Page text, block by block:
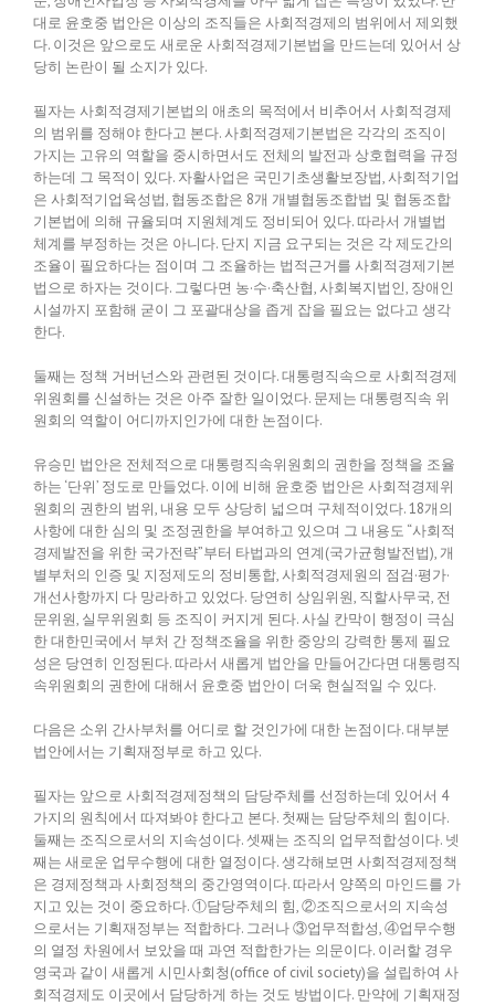
대로 윤호중 법안은 이상의 조직들은 사회적경제의 범위에서 제외했
다. 이것은 앞으로도 새로운 사회적경제기본법을 만드는데 있어서 상
당히 논란이 될 소지가 있다.
필자는 사회적경제기본법의 애초의 목적에서 비추어서 사회적경제
의 범위를 정해야 한다고 본다. 사회적경제기본법은 각각의 조직이
가지는 고유의 역할을 중시하면서도 전체의 발전과 상호협력을 규정
하는데 그 목적이 있다. 자활사업은 국민기초생활보장법, 사회적기업
은 사회적기업육성법, 협동조합은 8개 개별협동조합법 및 협동조합
기본법에 의해 규율되며 지원체계도 정비되어 있다. 따라서 개별법
체계를 부정하는 것은 아니다. 단지 지금 요구되는 것은 각 제도간의
조율이 필요하다는 점이며 그 조율하는 법적근거를 사회적경제기본
법으로 하자는 것이다. 그렇다면 농·수·축산협, 사회복지법인, 장애인
시설까지 포함해 굳이 그 포괄대상을 좁게 잡을 필요는 없다고 생각
한다.
둘째는 정책 거버넌스와 관련된 것이다. 대통령직속으로 사회적경제
위원회를 신설하는 것은 아주 잘한 일이었다. 문제는 대통령직속 위
원회의 역할이 어디까지인가에 대한 논점이다.
유승민 법안은 전체적으로 대통령직속위원회의 권한을 정책을 조율
하는 ‘단위’ 정도로 만들었다. 이에 비해 윤호중 법안은 사회적경제위
원회의 권한의 범위, 내용 모두 상당히 넓으며 구체적이었다. 18개의
사항에 대한 심의 및 조정권한을 부여하고 있으며 그 내용도 “사회적
경제발전을 위한 국가전략”부터 타법과의 연계(국가균형발전법), 개
별부처의 인증 및 지정제도의 정비통합, 사회적경제원의 점검·평가·
개선사항까지 다 망라하고 있었다. 당연히 상임위원, 직할사무국, 전
문위원, 실무위원회 등 조직이 커지게 된다. 사실 칸막이 행정이 극심
한 대한민국에서 부처 간 정책조율을 위한 중앙의 강력한 통제 필요
성은 당연히 인정된다. 따라서 새롭게 법안을 만들어간다면 대통령직
속위원회의 권한에 대해서 윤호중 법안이 더욱 현실적일 수 있다.
다음은 소위 간사부처를 어디로 할 것인가에 대한 논점이다. 대부분
법안에서는 기획재정부로 하고 있다.
필자는 앞으로 사회적경제정책의 담당주체를 선정하는데 있어서 4
가지의 원칙에서 따져봐야 한다고 본다. 첫째는 담당주체의 힘이다.
둘째는 조직으로서의 지속성이다. 셋째는 조직의 업무적합성이다. 넷
째는 새로운 업무수행에 대한 열정이다. 생각해보면 사회적경제정책
은 경제정책과 사회정책의 중간영역이다. 따라서 양쪽의 마인드를 가
지고 있는 것이 중요하다. ①담당주체의 힘, ②조직으로서의 지속성
으로서는 기획재정부는 적합하다. 그러나 ③업무적합성, ④업무수행
의 열정 차원에서 보았을 때 과연 적합한가는 의문이다. 이러할 경우
영국과 같이 새롭게 시민사회청(office of civil society)을 설립하여 사
회적경제도 이곳에서 담당하게 하는 것도 방법이다. 만약에 기획재정